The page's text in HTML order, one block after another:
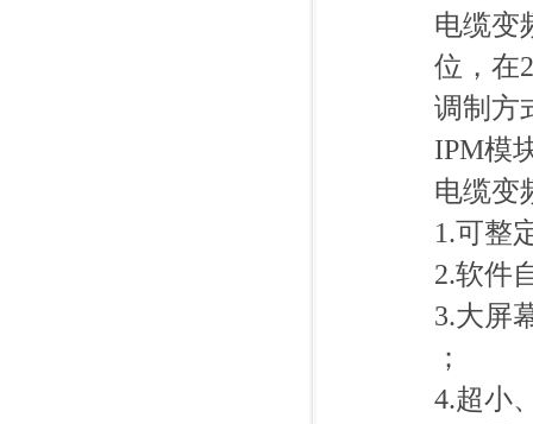
电缆变
位，在
调制方
IPM模
电缆变
1.可整
2.软件
3.大屏
；
4.超小